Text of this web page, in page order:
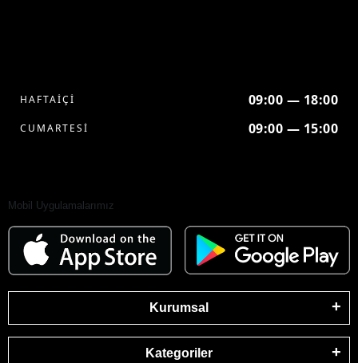
HAFTAİÇİ 09:00 — 18:00
CUMARTESİ 09:00 — 15:00
Mobil Uygulamalarımız
Kurumsal
Kategoriler